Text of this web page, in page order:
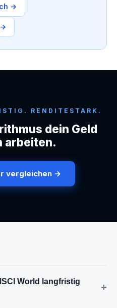
→
RENDITESTARK.
dein Geld
arbeiten.
vergleichen →
World langfristig
+